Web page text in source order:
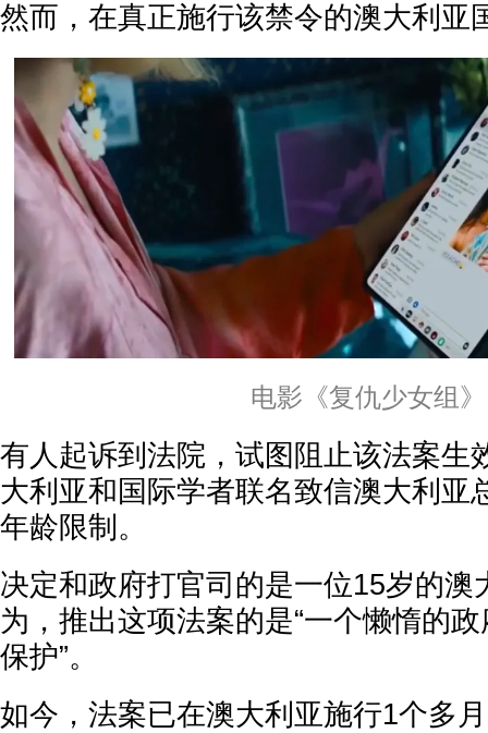
然而，在真正施行该禁令的澳大利亚
电影《复仇少女组》
有人起诉到法院，试图阻止该法案生
大利亚和国际学者联名致信澳大利亚
年龄限制。
决定和政府打官司的是一位15岁的澳
为，推出这项法案的是“一个懒惰的政
保护”。
如今，法案已在澳大利亚施行1个多